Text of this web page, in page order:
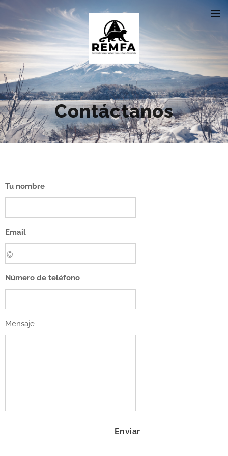
Contáctanos
Tu nombre
Email
Número de teléfono
Mensaje
Enviar